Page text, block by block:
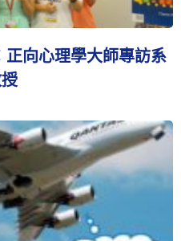
正向心理學大師專訪系